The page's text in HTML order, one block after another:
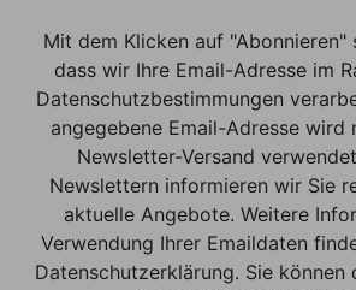
Mit dem Klicken auf "Abonnieren"
dass wir Ihre Email-Adresse im
Datenschutzbestimmungen
angegebene Email-Adresse wird
Newsletter-Versand
Newslettern informieren wir Sie
aktuelle Angebote. Weitere
Verwendung Ihrer Emaildaten
Datenschutzerklärung. Sie können